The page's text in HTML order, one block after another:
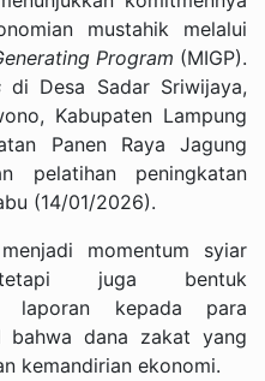
mustahik melalui
Program (MIGP).
di Desa Sadar Sriwijaya,
Kabupaten Lampung
Panen Raya Jagung
pelatihan peningkatan
(14/01/2026).
momentum syiar
juga bentuk
laporan kepada para
bahwa dana zakat yang
kemandirian ekonomi.